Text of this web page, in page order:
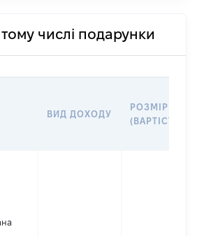
числі подарунки
ВИД ДОХОДУ
РОЗМІР
(ВАРТІСТЬ)